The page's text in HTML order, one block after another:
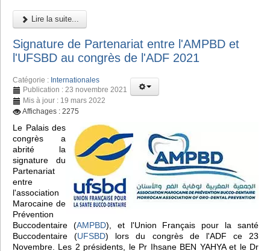
Lire la suite...
Signature de Partenariat entre l'AMPBD et
l'UFSBD au congrès de l'ADF 2021
Catégorie : Internationales
Publication : 23 novembre 2021
Mis à jour : 19 mars 2022
Affichages : 2275
Le Palais des
congrès a
abrité la
signature du
Partenariat
entre
l'association
Marocaine de
Prévention
Buccodentaire (AMPBD), et l'Union Français pour la santé
Buccodentaire (UFSBD) lors du congrès de l'ADF ce 23
Novembre. Les 2 présidents, le Pr Ihsane BEN YAHYA et le Dr